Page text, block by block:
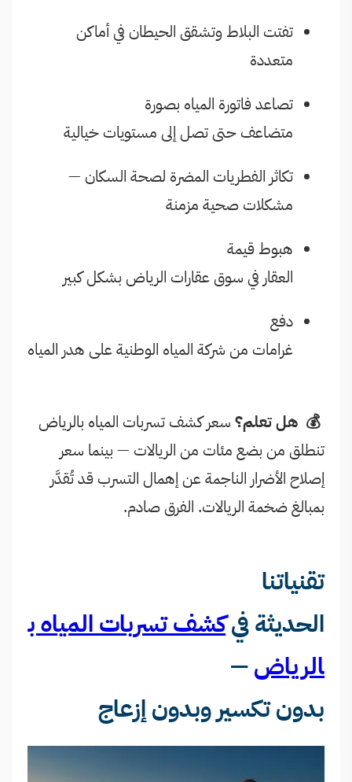
تفتت البلاط وتشقق الحيطان في أماكن
متعددة
تصاعد فاتورة المياه بصورة
متضاعف حتى تصل إلى مستويات خيالية
تكاثر الفطريات المضرة لصحة السكان —
مشكلات صحية مزمنة
هبوط قيمة
العقار في سوق عقارات الرياض بشكل كبير
دفع
غرامات من شركة المياه الوطنية على هدر المياه
💰 هل تعلم؟ سعر كشف تسربات المياه بالرياض
تنطلق من بضع مئات من الريالات — بينما سعر
إصلاح الأضرار الناجمة عن إهمال التسرب قد تُقدَّر
بمبالغ ضخمة الريالات. الفرق صادم.
تقنياتنا
الحديثة فيكشف تسربات المياه ب
الرياض—
بدون تكسير وبدون إزعاج